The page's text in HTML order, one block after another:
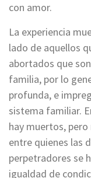
con amor.
La experiencia
lado de aquellos
abortados que
familia, por lo
profunda, e
sistema familiar.
hay muertos,
entre quienes las
perpetradores se
igualdad de